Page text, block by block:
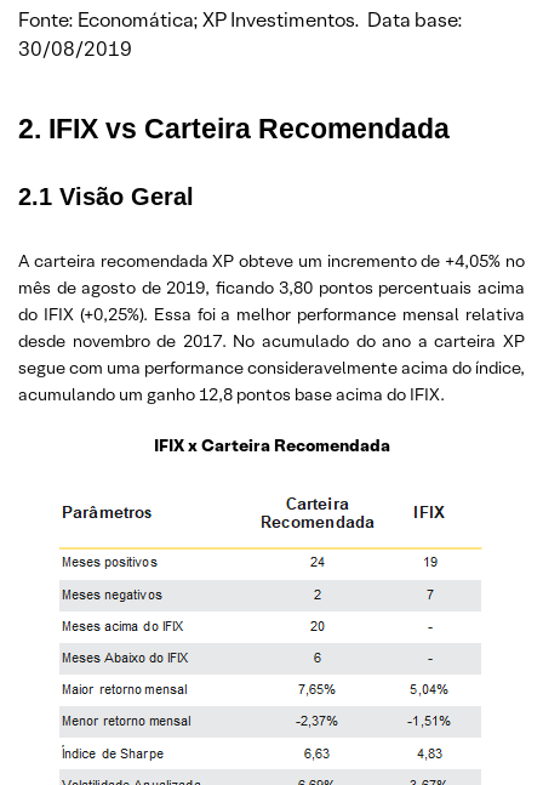
Fonte: Economática; XP Investimentos. Data base:
30/08/2019
2. IFIX vs Carteira Recomendada
2.1 Visão Geral
A carteira recomendada XP obteve um incremento de +4,05% no
mês de agosto de 2019, ficando 3,80 pontos percentuais acima
do IFIX (+0,25%). Essa foi a melhor performance mensal relativa
desde novembro de 2017. No acumulado do ano a carteira XP
segue com uma performance consideravelmente acima do índice,
acumulando um ganho 12,8 pontos base acima do IFIX.
IFIX x Carteira Recomendada